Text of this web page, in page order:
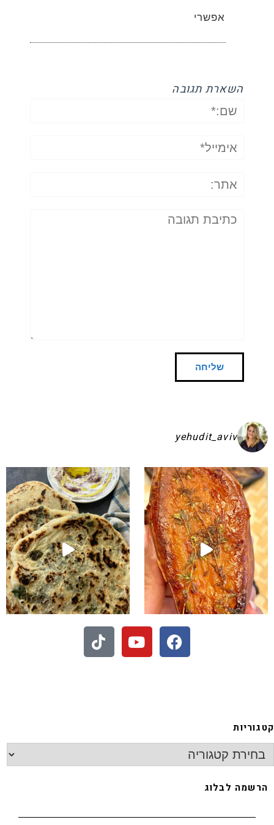
אפשרי
השארת תגובה
שם:*
אימייל*
תגובה
yehudit_aviv
בפיתות היסטריות
- חיתוכיות ריבה וקוקוס
קטגוריות
הרשמה לבלוג